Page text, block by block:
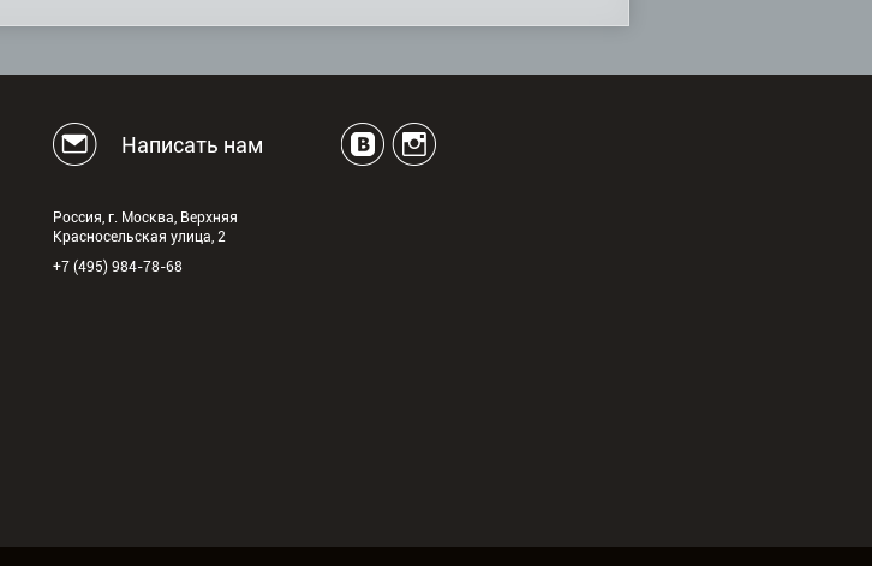
Написать нам
Россия, г. Москва, Верхняя
Красносельская улица, 2
+7 (495) 984-78-68